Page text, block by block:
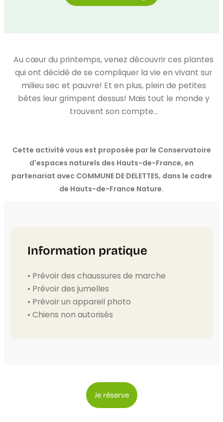
Au cœur du printemps, venez découvrir ces plantes
qui ont décidé de se compliquer la vie en vivant sur
milieu sec et pauvre! Et en plus, plein de petites
bêtes leur grimpent dessus! Mais tout le monde y
trouvent son compte…
Cette activité vous est proposée par le Conservatoire
d'espaces naturels des Hauts-de-France, en
partenariat avec COMMUNE DE DELETTES, dans le cadre
de Hauts-de-France Nature.
Information pratique
• Prévoir des chaussures de marche
• Prévoir des jumelles
• Prévoir un appareil photo
• Chiens non autorisés
Je réserve